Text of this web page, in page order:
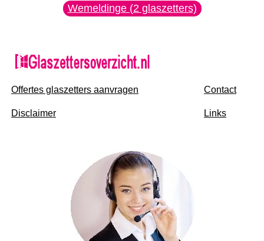
Wemeldinge (2 glaszetters)
Offertes glaszetters aanvragen
Disclaimer
Contact
Links